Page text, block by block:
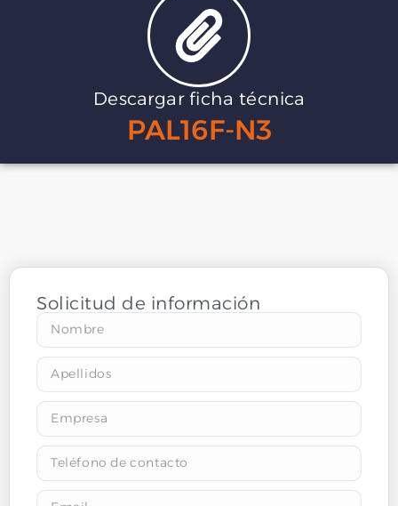
Descargar ficha técnica
PAL16F-N3
Solicitud de información